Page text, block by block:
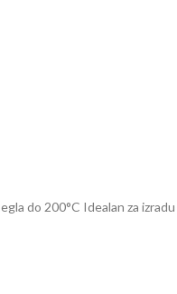
do 200°C Idealan za